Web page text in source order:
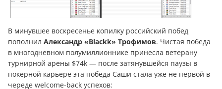
В минувшее воскресенье копилку российский побед
пополнил Александр «Blackk» Трофимов. Чистая победа
в многодневном полумиллионнике принесла ветерану
турнирной арены $74k — после затянувшейся паузы в
покерной карьере эта победа Саши стала уже не первой в
череде welcome-back успехов: